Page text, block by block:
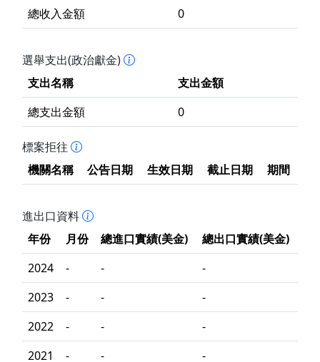
總收入金額
0
選舉支出(政治獻金)
支出名稱
支出金額
總支出金額
0
標案拒往
機關名稱
公告日期 生效日期 截止日期 期間
進出口資料
年份
月份 總進口實績(美金)
總出口實績(美金)
2024
- -
-
2023
- -
-
2022
- -
-
2021
- -
-